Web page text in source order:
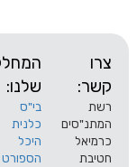
המחלקות
שלנו:
בי"ס
כלנית
היכל
הספורט
תוכן
מרכזי:
דף בית
אודות
מי אנחנו
הסדרי